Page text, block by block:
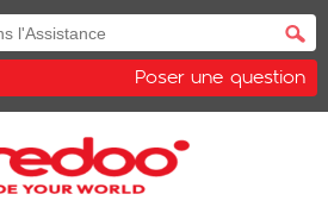
Poser une question